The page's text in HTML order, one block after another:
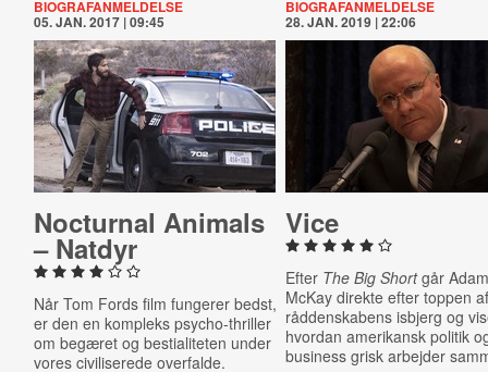
BIOGRAFANMELDELSE
05. JAN. 2017 | 09:45
Nocturnal Animals
– Natdyr
Når Tom Fords film fungerer bedst,
er den en kompleks psycho-thriller
om begæret og bestialiteten under
vores civiliserede overfalde.
BIOGRAFANMELDELSE
28. JAN. 2019 | 22:06
Vice
Efter The Big Shortgår
McKay direkte efter toppen
råddenskabens isbjerg og
hvordan amerikansk politik
business grisk arbejder